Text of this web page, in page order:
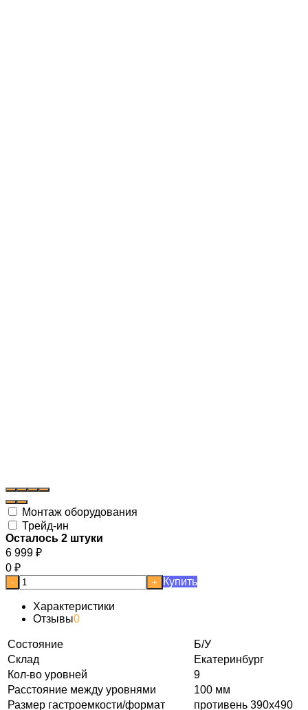
Монтаж оборудования
Трейд-ин
Осталось 2 штуки
6 999 ₽
0 ₽
- + Купить
Характеристики
Отзывы0
Состояние
Б/У
Склад
Екатеринбург
Кол-во уровней
9
Расстояние между уровнями
100 мм
Размер гастроемкости/формат
противень 390х490